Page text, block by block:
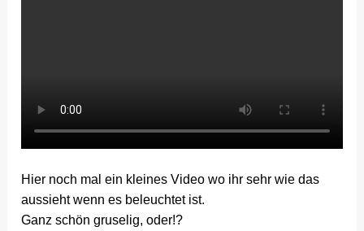
Hier noch mal ein kleines Video wo ihr sehr wie das
aussieht wenn es beleuchtet ist.
Ganz schön gruselig, oder!?